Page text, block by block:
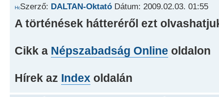
Szerző: DALTAN-Oktató Dátum: 2009.02.03. 01:55
A történések hátteréről ezt
Cikk a Népszabadság Online oldalon
Hírek az Index oldalán